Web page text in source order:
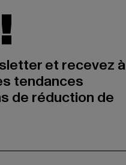
et recevez à
tendances
de réduction de